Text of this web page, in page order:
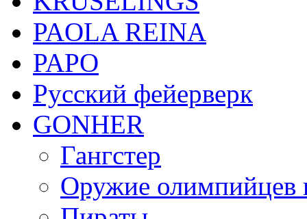
PAOLA REINA
PAPO
Русский фейерверк
GONHER
Гангстер
Оружие олимпийцев